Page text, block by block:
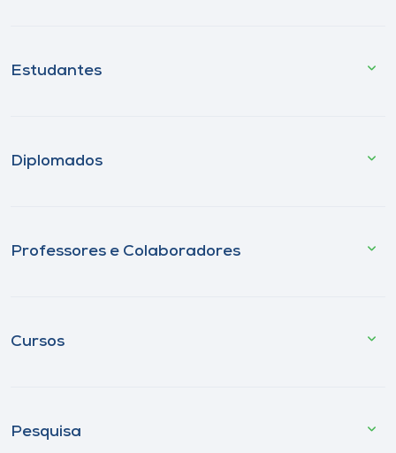
Estudantes
Diplomados
Professores e Colaboradores
Cursos
Pesquisa